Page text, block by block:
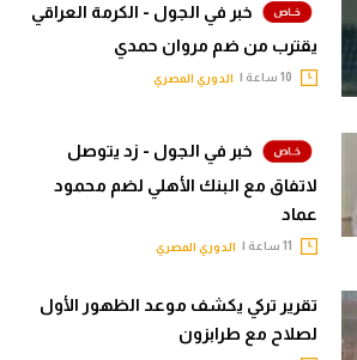
خبر في الجول - الكرمة العراقي
يقترب من ضم مروان حمدي
الدوري المصري
خبر في الجول - زد يتوصل
لاتفاق مع البنك الأهلي لضم محمود
عماد
الدوري المصري
تقرير تركي يكشف موعد الظهور الأول
لصلاح مع طرابزون